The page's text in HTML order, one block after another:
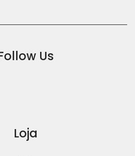
Us
Loja